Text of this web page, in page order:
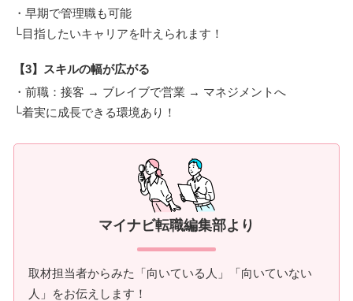
・早期で管理職も可能
└目指したいキャリアを叶えられます！
【3】スキルの幅が広がる
・前職：接客 → ブレイブで営業 → マネジメントへ
└着実に成長できる環境あり！
マイナビ転職編集部より
取材担当者からみた「向いている人」「向いていない
人」をお伝えします！